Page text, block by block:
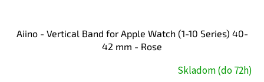
Aiino - Vertical Band for Apple Watch (1-10 Series) 40-
42 mm - Rose
Skladom (do 72h)